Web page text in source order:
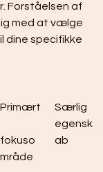
Forståelsen af
med at vælge
dine specifikke
Primært
fokuso
mråde
Særlig
egensk
ab